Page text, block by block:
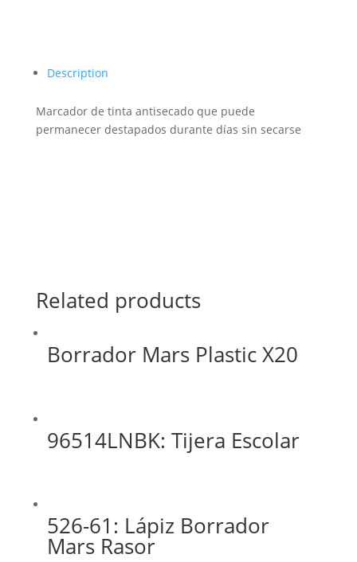
Description
Marcador de tinta antisecado que puede
permanecer destapados durante días sin secarse
Related products
Borrador Mars Plastic X20
96514LNBK: Tijera Escolar
526-61: Lápiz Borrador
Mars Rasor